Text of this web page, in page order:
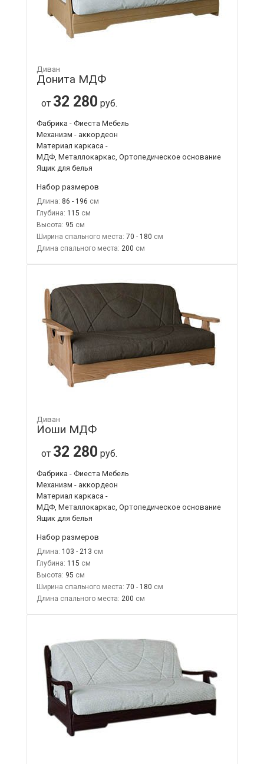
Диван
Донита МДФ
от 32 280 руб.
Фабрика - Фиеста Мебель
Механизм - аккордеон
Материал каркаса -
МДФ, Металлокаркас, Ортопедическое основание
Ящик для белья
Набор размеров
Длина: 86 - 196
Глубина: 115
Высота: 95
Ширина спального места: 70 - 180
Длина спального места: 200
Диван
Иоши МДФ
от 32 280 руб.
Фабрика - Фиеста Мебель
Механизм - аккордеон
Материал каркаса -
МДФ, Металлокаркас, Ортопедическое основание
Ящик для белья
Набор размеров
Длина: 103 - 213
Глубина: 115
Высота: 95
Ширина спального места: 70 - 180
Длина спального места: 200